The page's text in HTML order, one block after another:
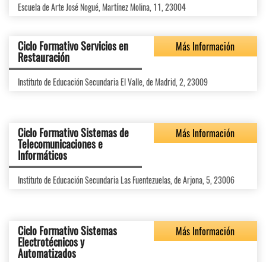
Escuela de Arte José Nogué, Martínez Molina, 11, 23004
Ciclo Formativo Servicios en
Restauración
Más Información
Instituto de Educación Secundaria El Valle, de Madrid, 2, 23009
Ciclo Formativo Sistemas de
Telecomunicaciones e
Informáticos
Más Información
Instituto de Educación Secundaria Las Fuentezuelas, de Arjona, 5, 23006
Ciclo Formativo Sistemas
Electrotécnicos y
Automatizados
Más Información